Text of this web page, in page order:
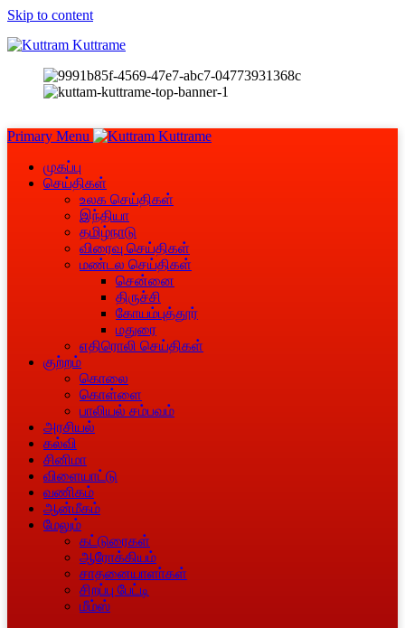
Skip to content
Primary Menu
முகப்பு
செய்திகள்
உலக செய்திகள்
இந்தியா
தமிழ்நாடு
விரைவு செய்திகள்
மண்டல செய்திகள்
சென்னை
திருச்சி
கோயம்புத்தூர்
மதுரை
எதிரொலி செய்திகள்
குற்றம்
கொலை
கொள்ளை
பாலியல் சம்பவம்
அரசியல்
கல்வி
சினிமா
விளையாட்டு
வணிகம்
ஆன்மீகம்
மேலும்
கட்டுரைகள்
ஆரோக்கியம்
சாதனையாளா்கள்
சிறப்பு பேட்டி
மீம்ஸ்